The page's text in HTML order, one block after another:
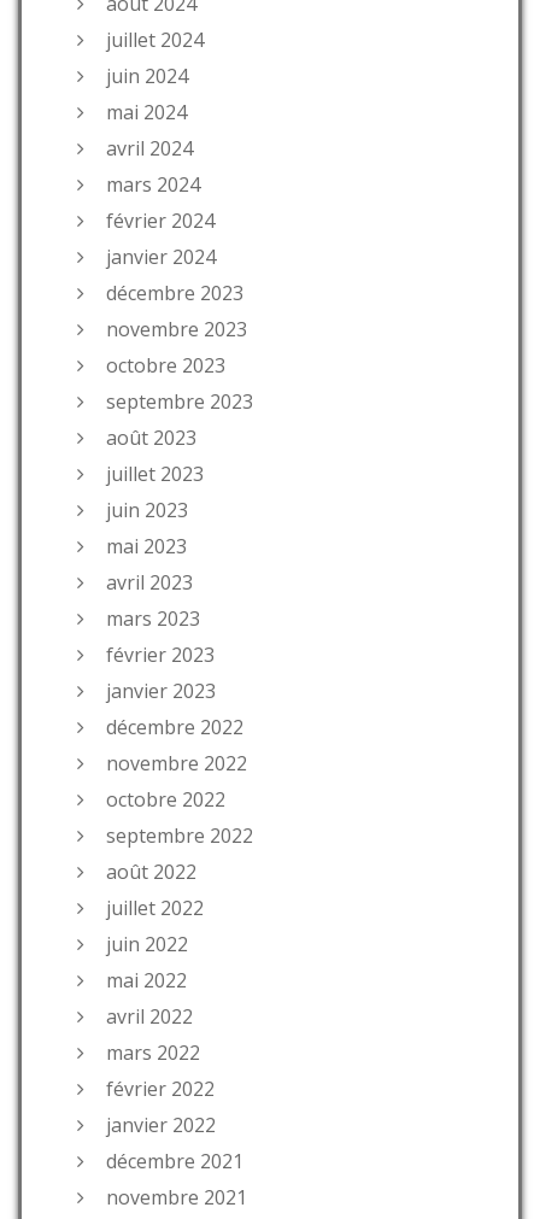
juillet 2024
juin 2024
mai 2024
avril 2024
mars 2024
février 2024
janvier 2024
décembre 2023
novembre 2023
octobre 2023
septembre 2023
août 2023
juillet 2023
juin 2023
mai 2023
avril 2023
mars 2023
février 2023
janvier 2023
décembre 2022
novembre 2022
octobre 2022
septembre 2022
août 2022
juillet 2022
juin 2022
mai 2022
avril 2022
mars 2022
février 2022
janvier 2022
décembre 2021
novembre 2021